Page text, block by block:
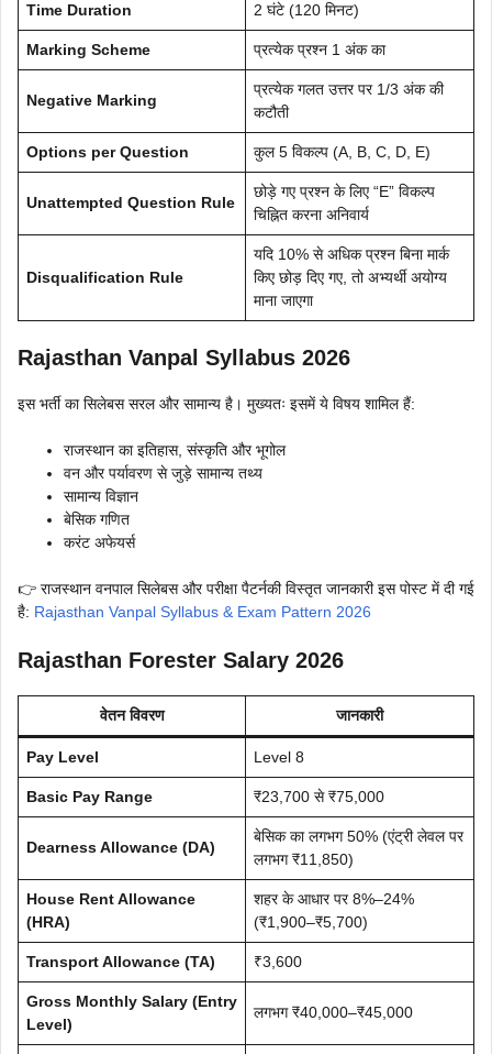
Time Duration 2 घंटे (120 मिनट)
Marking Scheme प्रत्येक प्रश्न 1 अंक का
Negative Marking
प्रत्येक गलत उत्तर पर 1/3 अंक की
कटौती
Options per Question कुल 5 विकल्प (A, B, C, D, E)
Unattempted Question Rule
छोड़े गए प्रश्न के लिए “E” विकल्प
चिह्नित करना अनिवार्य
Disqualification Rule
यदि 10% से अधिक प्रश्न बिना मार्क
किए छोड़ दिए गए, तो अभ्यर्थी अयोग्य
माना जाएगा
Rajasthan Vanpal Syllabus 2026
इस भर्ती का सिलेबस सरल और सामान्य है। मुख्यतः इसमें ये विषय शामिल हैं:
राजस्थान का इतिहास, संस्कृति और भूगोल
वन और पर्यावरण से जुड़े सामान्य तथ्य
सामान्य विज्ञान
बेसिक गणित
करंट अफेयर्स
👉 राजस्थान वनपाल सिलेबस और परीक्षा पैटर्नकी विस्तृत जानकारी इस पोस्ट में दी गई
है: Rajasthan Vanpal Syllabus & Exam Pattern 2026
Rajasthan Forester Salary 2026
वेतन विवरण जानकारी
Pay Level Level 8
Basic Pay Range ₹23,700 से ₹75,000
Dearness Allowance (DA)
बेसिक का लगभग 50% (एंट्री लेवल पर
लगभग ₹11,850)
House Rent Allowance
(HRA)
शहर के आधार पर 8%–24%
(₹1,900–₹5,700)
Transport Allowance (TA) ₹3,600
Gross Monthly Salary (Entry
Level)
लगभग ₹40,000–₹45,000